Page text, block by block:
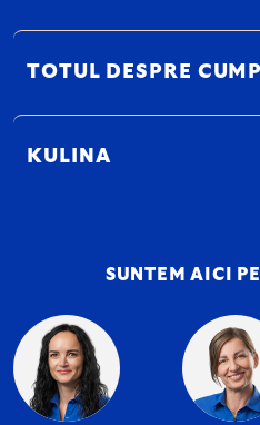
TOTUL DESPRE
KULINA
SUNTEM AICI